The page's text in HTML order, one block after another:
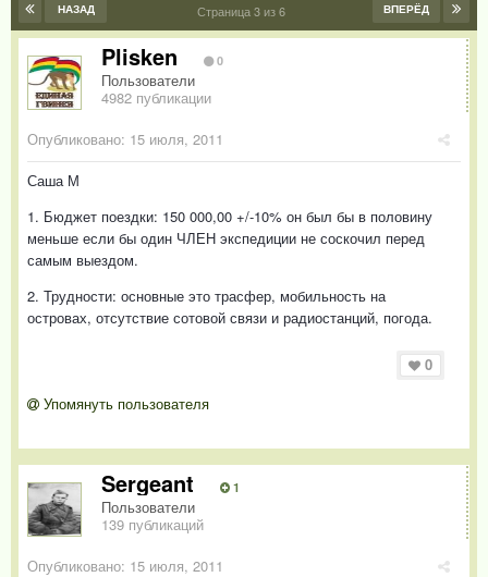
НАЗАД ВПЕРЁД
Страница 3 из 6
Plisken 0
Пользователи
4982 публикации
Опубликовано: 15 июля, 2011
Саша М
1. Бюджет поездки: 150 000,00 +/-10% он был бы в половину
меньше если бы один ЧЛЕН экспедиции не соскочил перед
самым выездом.
2. Трудности: основные это трасфер, мобильность на
островах, отсутствие сотовой связи и радиостанций, погода.
0
Упомянуть пользователя
Sergeant 1
Пользователи
139 публикаций
Опубликовано: 15 июля, 2011